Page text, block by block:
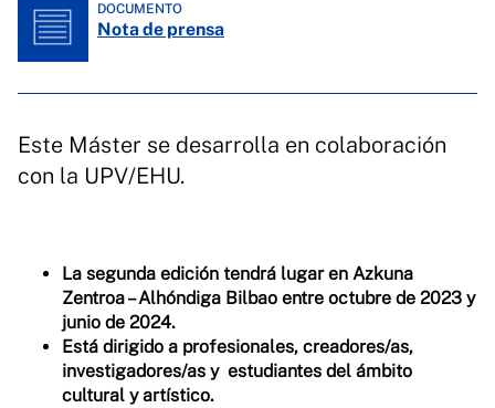
DOCUMENTO
Nota de prensa
Este Máster se desarrolla en colaboración
con la UPV/EHU.
La segunda edición tendrá lugar en Azkuna
Zentroa – Alhóndiga Bilbao entre octubre de 2023 y
junio de 2024.
Está dirigido a profesionales, creadores/as,
investigadores/as y estudiantes del ámbito
cultural y artístico.